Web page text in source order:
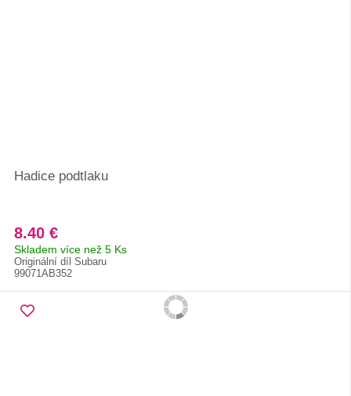
Hadice podtlaku
8.40 €
Skladem více než 5 Ks
Originální díl Subaru
99071AB352